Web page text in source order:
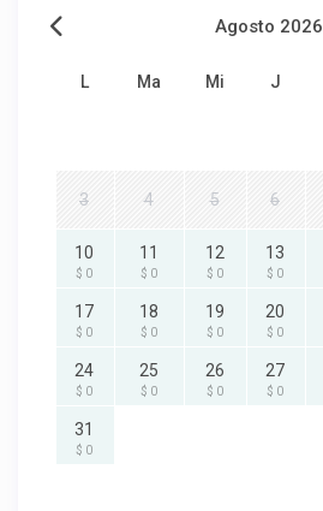
Agosto 2026
L Ma Mi J
3 4 5 6
10
$ 0
11
$ 0
12
$ 0
13
$ 0
17
$ 0
18
$ 0
19
$ 0
20
$ 0
24
$ 0
25
$ 0
26
$ 0
27
$ 0
31
$ 0